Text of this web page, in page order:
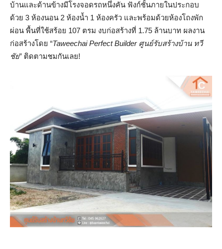
บ้านและด้านข้างมีโรงจอดรถหนึ่งคัน ฟังก์ชั้นภายในประกอบ
ด้วย 3 ห้องนอน 2 ห้องน้ำ 1 ห้องครัว และพร้อมด้วยห้องโถงพัก
ผ่อน พื้นที่ใช้สร้อย 107 ตรม งบก่อสร้างที่ 1.75 ล้านบาท ผลงาน
ก่อสร้างโดย “Taweechai Perfect Builder ศูนย์รับสร้างบ้าน ทวี
ชัย” ติดตามชมกันเลย!